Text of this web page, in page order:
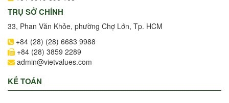
TRỤ SỞ CHÍNH
33, Phan Văn Khỏe, phường Chợ Lớn, Tp. HCM
+84 (28) (28) 6683 9988
+84 (28) 3859 2289
admin@vietvalues.com
KẾ TOÁN